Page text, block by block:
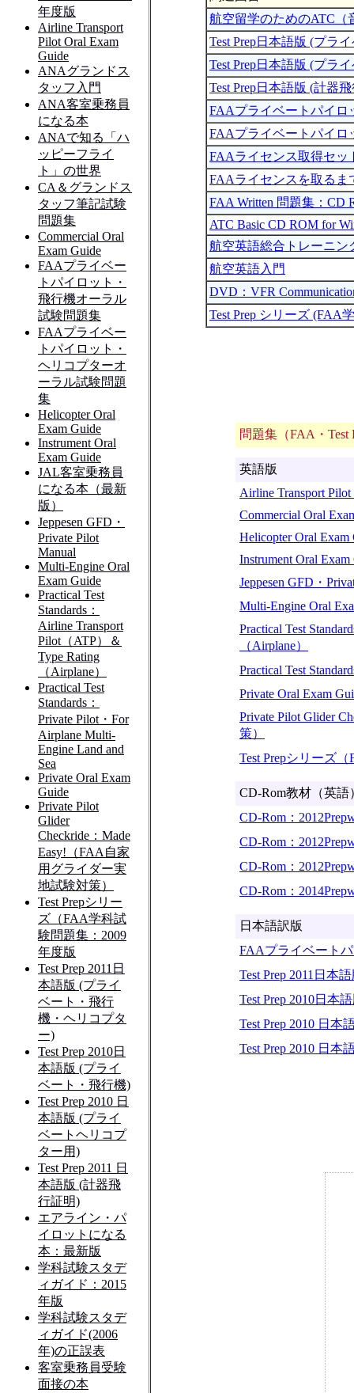
航空留学のためのATC（
Test Prep日本語版 (プラ
Test Prep日本語版 (プラ
Test Prep日本語版 (計器
FAAプライベートパイロ
FAAプライベートパイロ
FAAライセンス取得セッ
FAAライセンスを取るま
FAA Written 問題集：CD
ATC Basic CD ROM for
航空英語総合トレーニン
航空英語入門
DVD：VFR
Test Prep シリーズ (FAA